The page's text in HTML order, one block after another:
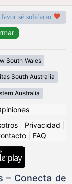
sé solidario
South Wales
South Australia
Australia
Privacidad
FAQ
– Conecta de